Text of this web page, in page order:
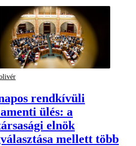
rendkívüli
ülés: a
elnök
mellett több